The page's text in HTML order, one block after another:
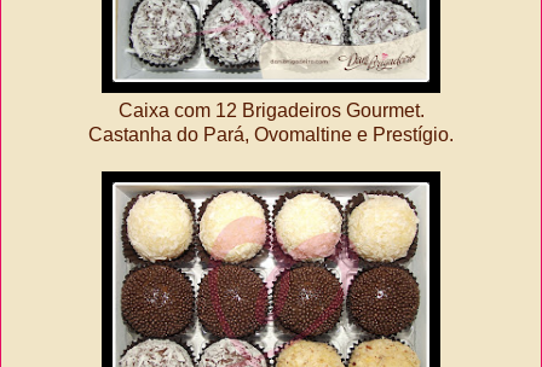
Caixa com 12 Brigadeiros Gourmet.
Castanha do Pará, Ovomaltine e Prestígio.